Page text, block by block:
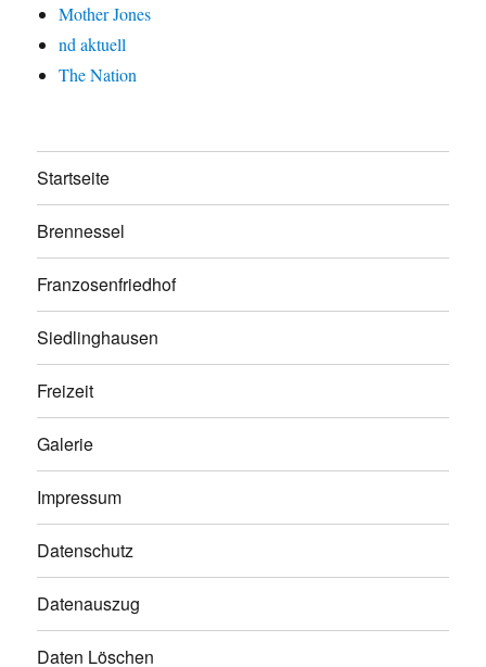
Mother Jones
nd aktuell
The Nation
Startseite
Brennessel
Franzosenfriedhof
Siedlinghausen
Freizeit
Galerie
Impressum
Datenschutz
Datenauszug
Daten Löschen